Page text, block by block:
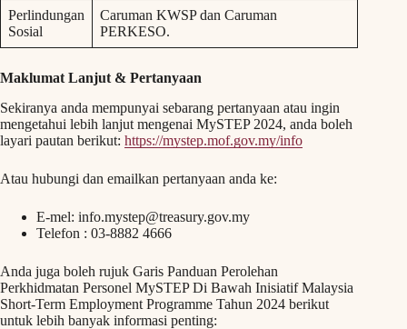
Perlindungan
Sosial
Caruman KWSP dan Caruman
PERKESO.
Maklumat Lanjut & Pertanyaan
Sekiranya anda mempunyai sebarang pertanyaan atau ingin
mengetahui lebih lanjut mengenai MySTEP 2024, anda boleh
layari pautan berikut: https://mystep.mof.gov.my/info
Atau hubungi dan emailkan pertanyaan anda ke:
E-mel: info.mystep@treasury.gov.my
Telefon : 03-8882 4666
Anda juga boleh rujuk Garis Panduan Perolehan
Perkhidmatan Personel MySTEP Di Bawah Inisiatif Malaysia
Short-Term Employment Programme Tahun 2024 berikut
untuk lebih banyak informasi penting: